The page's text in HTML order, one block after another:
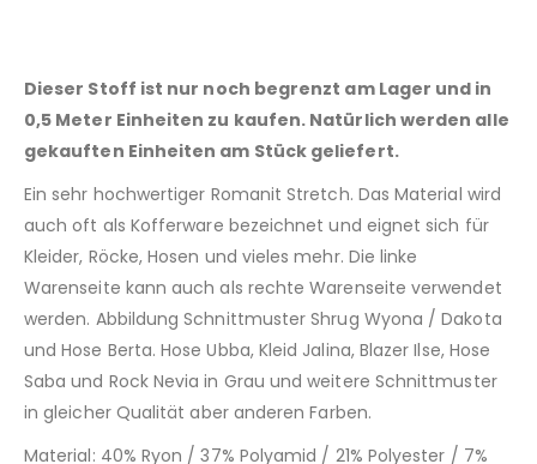
Dieser Stoff ist nur noch begrenzt am Lager und in
0,5 Meter Einheiten zu kaufen. Natürlich werden alle
gekauften Einheiten am Stück geliefert.
Ein sehr hochwertiger Romanit Stretch. Das Material wird
auch oft als Kofferware bezeichnet und eignet sich für
Kleider, Röcke, Hosen und vieles mehr. Die linke
Warenseite kann auch als rechte Warenseite verwendet
werden. Abbildung Schnittmuster Shrug Wyona / Dakota
und Hose Berta. Hose Ubba, Kleid Jalina, Blazer Ilse, Hose
Saba und Rock Nevia in Grau und weitere Schnittmuster
in gleicher Qualität aber anderen Farben.
Material: 40% Ryon / 37% Polyamid / 21% Polyester / 7%